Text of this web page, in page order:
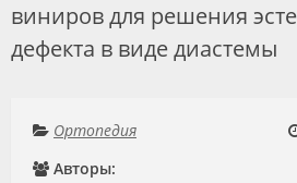
Обучение
Вакансии
виниров для решения
дефекта в виде диастемы
Ортопедия
Авторы: